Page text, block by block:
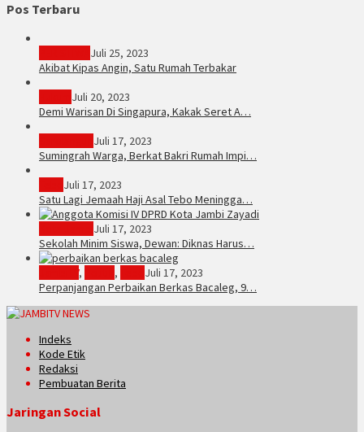
Pos Terbaru
Juli 25, 2023
Akibat Kipas Angin, Satu Rumah Terbakar
Juli 20, 2023
Demi Warisan Di Singapura, Kakak Seret A…
Juli 17, 2023
Sumingrah Warga, Berkat Bakri Rumah Impi…
Juli 17, 2023
Satu Lagi Jemaah Haji Asal Tebo Meningga…
Juli 17, 2023
Sekolah Minim Siswa, Dewan: Diknas Harus…
, ,
Juli 17, 2023
Perpanjangan Perbaikan Berkas Bacaleg, 9…
Indeks
Kode Etik
Redaksi
Pembuatan Berita
Jaringan Social